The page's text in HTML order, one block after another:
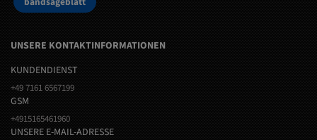
UNSERE KONTAKTINFORMATIONEN
KUNDENDIENST
+49 7161 6567199
GSM
+4915165461960
UNSERE E-MAIL-ADRESSE